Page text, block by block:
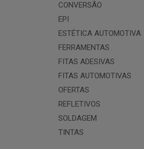
CONVERSÃO
EPI
ESTÉTICA AUTOMOTIVA
FERRAMENTAS
FITAS ADESIVAS
FITAS AUTOMOTIVAS
OFERTAS
REFLETIVOS
SOLDAGEM
TINTAS